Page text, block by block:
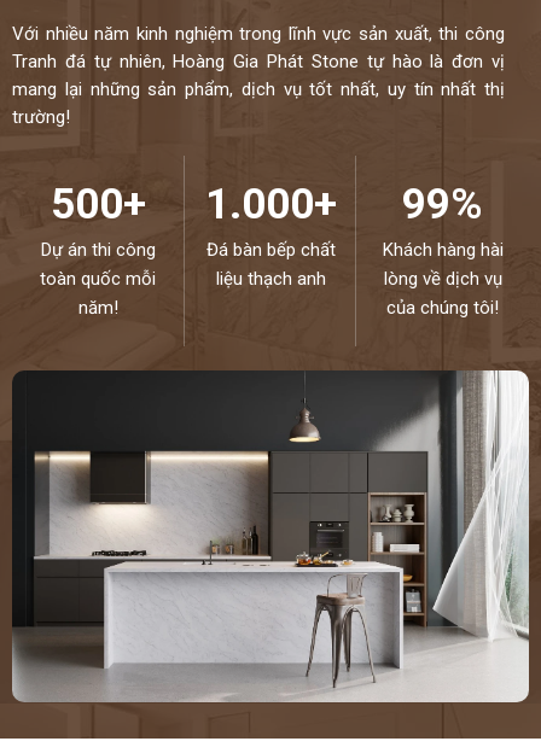
Với nhiều năm kinh nghiệm trong lĩnh vực sản xuất, thi công
Tranh đá tự nhiên, Hoàng Gia Phát Stone tự hào là đơn vị
mang lại những sản phẩm, dịch vụ tốt nhất, uy tín nhất thị
trường!
500+
Dự án thi công
toàn quốc mỗi
năm!
1.000+
Đá bàn bếp chất
liệu thạch anh
99%
Khách hàng hài
lòng về dịch vụ
của chúng tôi!